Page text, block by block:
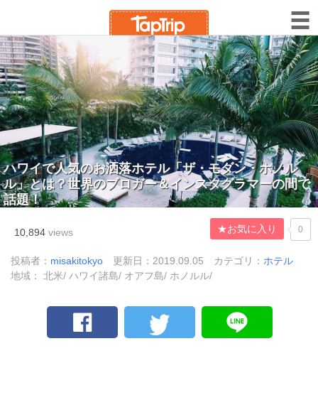
ハワイで人気のお洒落ホテル「ザ・モダン・ホノル
ル」とは？世界のブロガー＆インスタグラマーの間で
話題！
10,894 views ★お気に入り 0
投稿者： misakitokyo 更新日：2019.09.05 カテゴリ： ホテル
地域： 北米/ ハワイ諸島/ オアフ島/ ホノルル/